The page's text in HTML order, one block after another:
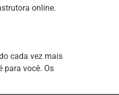
online.
cada vez mais
para você. Os